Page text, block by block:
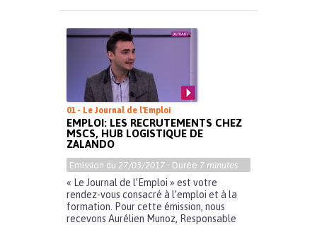
01 - Le Journal de l'Emploi
EMPLOI: LES RECRUTEMENTS CHEZ
MSCS, HUB LOGISTIQUE DE
ZALANDO
Emission du 27/03/2017 - Durée 7 minutes
« Le Journal de l’Emploi » est votre
rendez-vous consacré à l’emploi et à la
formation. Pour cette émission, nous
recevons Aurélien Munoz, Responsable